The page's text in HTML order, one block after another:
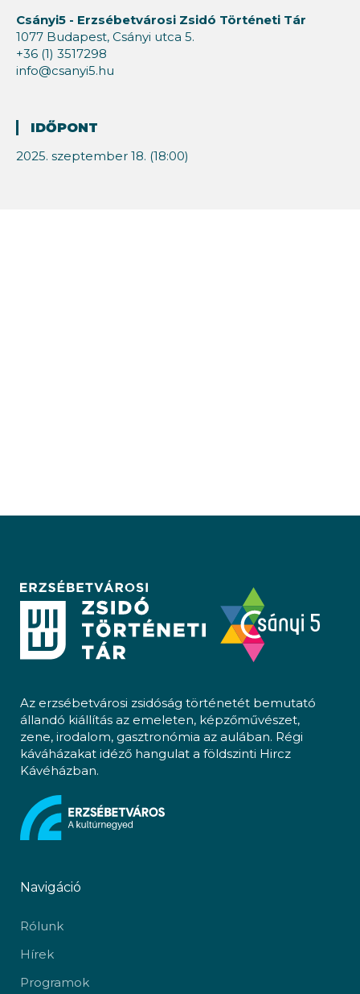
Csányi5 - Erzsébetvárosi Zsidó Történeti Tár
1077 Budapest, Csányi utca 5.
+36 (1) 3517298
info@csanyi5.hu
IDŐPONT
2025. szeptember 18. (18:00)
Az erzsébetvárosi zsidóság történetét bemutató
állandó kiállítás az emeleten, képzőművészet,
zene, irodalom, gasztronómia az aulában. Régi
káváházakat idéző hangulat a földszinti Hircz
Kávéházban.
Navigáció
Rólunk
Hírek
Programok